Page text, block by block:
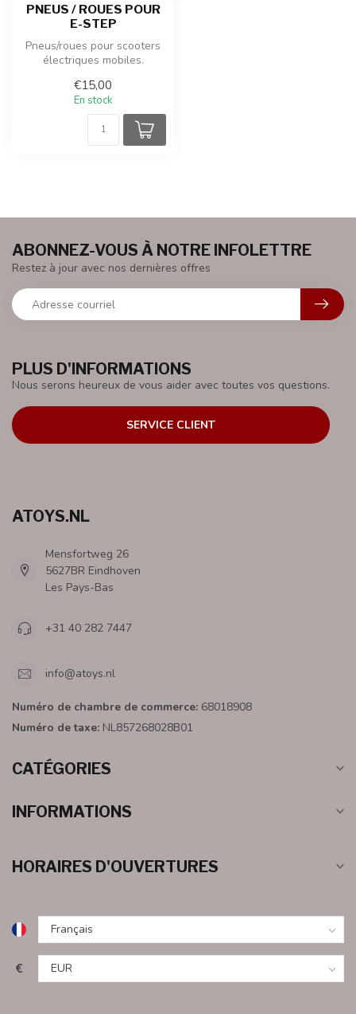
PNEUS / ROUES POUR
E-STEP
Pneus/roues pour scooters
électriques mobiles.
€15,00
En stock
PLUS D'INFORMATIONS
Nous serons heureux de vous aider avec toutes vos questions.
SERVICE CLIENT
ABONNEZ-VOUS À NOTRE INFOLETTRE
Restez à jour avec nos dernières offres
ATOYS.NL
Mensfortweg 26
5627BR Eindhoven
Les Pays-Bas
+31 40 282 7447
info@atoys.nl
Numéro de chambre de commerce: 68018908
Numéro de taxe: NL857268028B01
CATÉGORIES
INFORMATIONS
HORAIRES D'OUVERTURES
€